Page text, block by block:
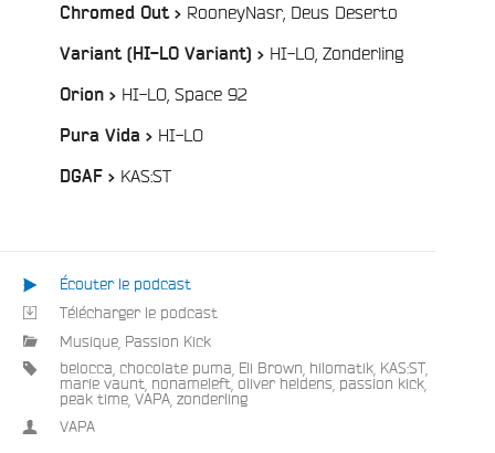
Chromed Out > RooneyNasr, Deus Deserto
Variant (HI-LO Variant) > HI-LO, Zonderling/
Orion > HI-LO, Space 92
Pura Vida > HI-LO/
DGAF > KAS:ST/
Écouter le podcast
Télécharger le podcast
Musique Passion Kick
belocca chocolate puma Eli Brown hilomatik KAS:ST
marie vaunt nonameleft oliver heldens passion kick
peak time VAPA zonderling
VAPA